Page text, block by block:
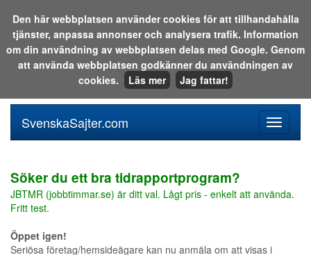
Sök i katalogen eller på webben:
meny
SvenskaSajter.com
Söker du ett bra tidrapportprogram?
JBTMR (jobbtimmar.se) är ditt val. Lågt pris - enkelt att använda.
Fritt test.
Öppet igen!
Seriösa företag/hemsideägare kan nu anmäla om att visas i
Den här webbplatsen använder cookies för att tillhandahålla
tjänster, anpassa annonser och analysera trafik. Information
om din användning av webbplatsen delas med Google. Genom
att använda webbplatsen godkänner du användningen av
cookies.
Läs mer Jag fattar!